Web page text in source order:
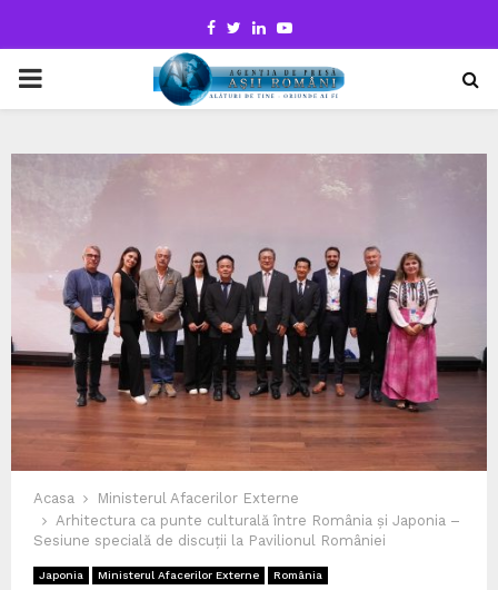
Facebook
TwitterLinkedinYoutube
PRIMARY
Acasa
Ministerul Afacerilor Externe
Arhitectura ca punte culturală între România și Japonia –
Sesiune specială de discuții la Pavilionul României
Japonia Ministerul Afacerilor Externe România